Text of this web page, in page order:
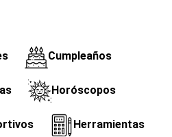
Cumpleaños
Horóscopos
Herramientas